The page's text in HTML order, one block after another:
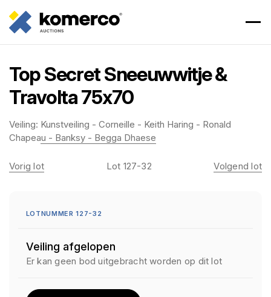
Top Secret Sneeuwwitje &
Travolta 75x70
Veiling: Kunstveiling - Corneille - Keith Haring - Ronald
Chapeau - Banksy - Begga Dhaese
Vorig lot Lot 127-32 Volgend lot
LOTNUMMER 127-32
Veiling afgelopen
Er kan geen bod uitgebracht worden op dit lot